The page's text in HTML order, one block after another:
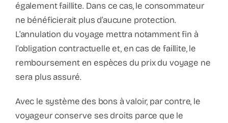
également faillite. Dans ce cas, le consommateur
ne bénéficierait plus d’aucune protection.
L’annulation du voyage mettra notamment fin à
l’obligation contractuelle et, en cas de faillite, le
remboursement en espèces du prix du voyage ne
sera plus assuré.
Avec le système des bons à valoir, par contre, le
voyageur conserve ses droits parce que le